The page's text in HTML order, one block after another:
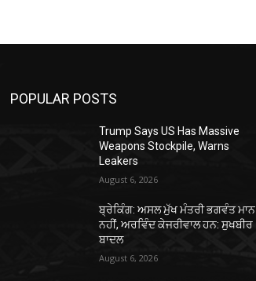
POPULAR POSTS
Trump Says US Has Massive
Weapons Stockpile, Warns
Leakers
August 6, 2026
ਬ੍ਰੇਕਿੰਗ: ਅਸਲ ਮੁੱਖ ਮੰਤਰੀ ਭਗਵੰਤ ਮਾਨ
ਨਹੀਂ, ਅਰਵਿੰਦ ਕੇਜਰੀਵਾਲ ਹਨ: ਸੁਖਬੀਰ
ਬਾਦਲ
August 6, 2026